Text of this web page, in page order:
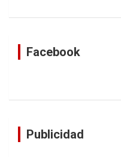
Facebook
Publicidad